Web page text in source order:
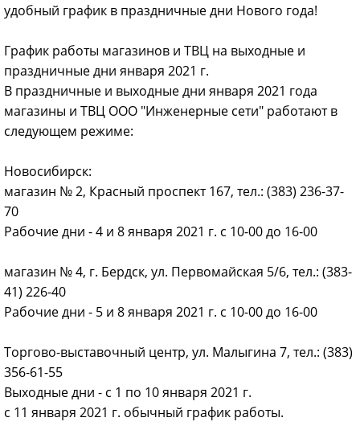
удобный график в праздничные дни Нового года!
График работы магазинов и ТВЦ на выходные и
праздничные дни января 2021 г.
В праздничные и выходные дни января 2021 года
магазины и ТВЦ ООО "Инженерные сети" работают в
следующем режиме:
Новосибирск:
магазин № 2, Красный проспект 167, тел.: (383) 236-37-
70
Рабочие дни - 4 и 8 января 2021 г. с 10-00 до 16-00
магазин № 4, г. Бердск, ул. Первомайская 5/6, тел.: (383-
41) 226-40
Рабочие дни - 5 и 8 января 2021 г. с 10-00 до 16-00
Торгово-выставочный центр, ул. Малыгина 7, тел.: (383)
356-61-55
Выходные дни - с 1 по 10 января 2021 г.
с 11 января 2021 г. обычный график работы.